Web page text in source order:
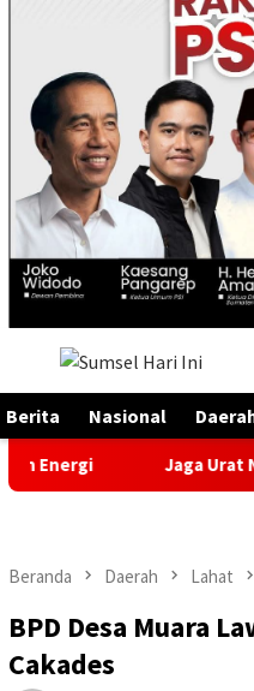
Menu
Mobile
Berita Nasional
Jaga Urat Nadi
Beranda Daerah Lahat
BPD Desa Muara
Cakades